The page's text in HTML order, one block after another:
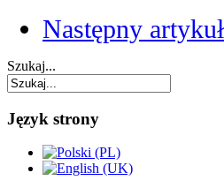
Następny artykuł
Szukaj...
Język strony